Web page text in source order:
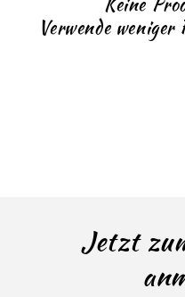
Verwende
Jetzt